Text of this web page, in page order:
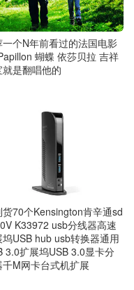
一个N年前看过的法国电影
蝴蝶 依莎贝拉 吉祥
就是翻唱他的
货70个Kensington肯辛通sd
K33972 usb分线器高速
坞USB hub usb转换器通用
3.0扩展坞USB 3.0显卡分
千M网卡台式机扩展